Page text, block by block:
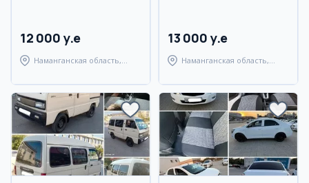
12 000 y.e
Наманганская область,
13 000 y.e
Наманганская область,